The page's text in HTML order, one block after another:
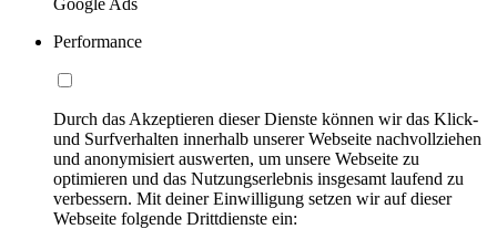
Google Ads
Performance
Durch das Akzeptieren dieser Dienste können wir das Klick-
und Surfverhalten innerhalb unserer Webseite nachvollziehen
und anonymisiert auswerten, um unsere Webseite zu
optimieren und das Nutzungserlebnis insgesamt laufend zu
verbessern. Mit deiner Einwilligung setzen wir auf dieser
Webseite folgende Drittdienste ein: